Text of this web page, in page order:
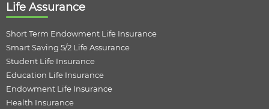
Life Assurance
Short Term Endowment Life Insurance
Smart Saving 5/2 Life Assurance
Student Life Insurance
Education Life Insurance
Endowment Life Insurance
Health Insurance